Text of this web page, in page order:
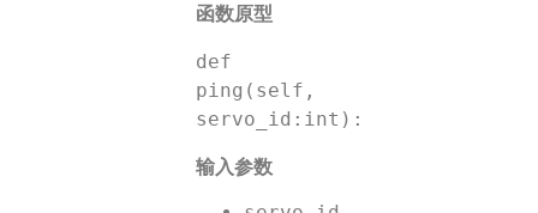
函数原型
def
ping(self,
输入参数